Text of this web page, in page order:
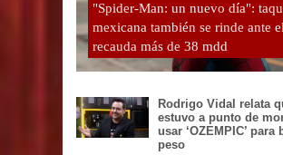
"Spider-Man: un nuevo día":
mexicana también se rinde ante
recauda más de 38 mdd
Rodrigo Vidal relata
estuvo a punto de
usar ‘OZEMPIC’ para
peso